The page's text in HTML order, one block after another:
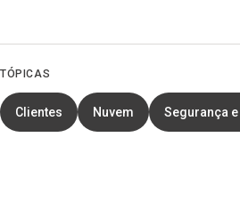
TÓPICAS
Clientes Nuvem Segurança